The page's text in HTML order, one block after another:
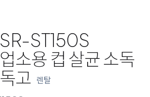
ST150S
소용 컵 살균 소독
고 렌탈